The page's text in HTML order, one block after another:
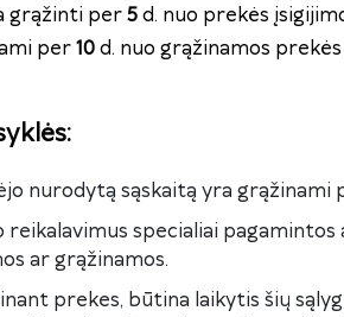
grąžinti per 5 d. nuo prekės
per10 d. nuo grąžinamos
:
nurodytą sąskaitą yra grąžinami
reikalavimus specialiai
ar grąžinamos.
prekes, būtina laikytis šių